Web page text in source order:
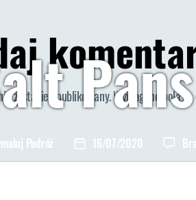
Pans
Podróż
Data
wpisu
16/07/2020
zostanie opublikowany.Wymagane pola są